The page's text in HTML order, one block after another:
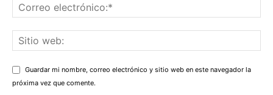
Guardar mi nombre, correo electrónico y sitio web en este navegador la
próxima vez que comente.